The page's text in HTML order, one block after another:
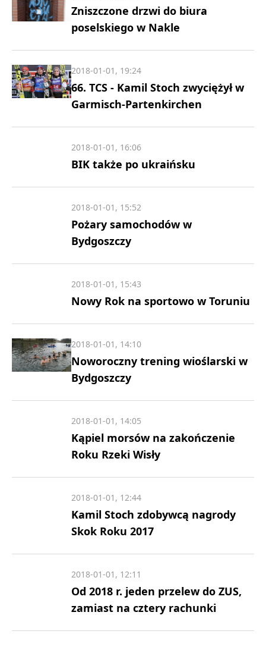
Zniszczone drzwi do biura
poselskiego w Nakle
66. TCS - Kamil Stoch zwyciężył w
Garmisch-Partenkirchen
2018-01-01, 19:24
BIK także po ukraińsku
2018-01-01, 16:06
Pożary samochodów w
Bydgoszczy
2018-01-01, 15:52
Nowy Rok na sportowo w Toruniu
2018-01-01, 15:43
Noworoczny trening wioślarski w
Bydgoszczy
2018-01-01, 14:10
Kąpiel morsów na zakończenie
Roku Rzeki Wisły
2018-01-01, 14:05
Kamil Stoch zdobywcą nagrody
Skok Roku 2017
2018-01-01, 12:44
Od 2018 r. jeden przelew do ZUS,
zamiast na cztery rachunki
2018-01-01, 12:11